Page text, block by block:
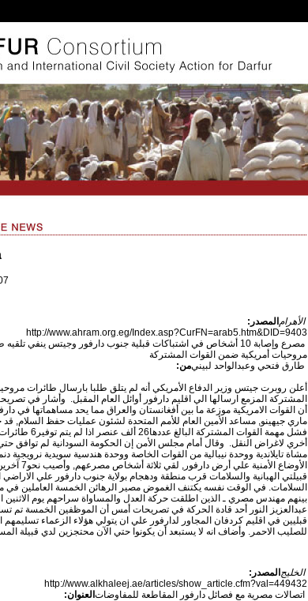
المصدر: الأهرام
http://www.ahram.org.eg/Index.asp?CurFN=arab5.htm&DID=9403
مصرع وإصابة ‏10 ‏أشخاص في اشتباكات قبلية جنوب دارفور وجيتس ينفي تلقيه طلبا بإرسال
مروحيات أمريكية ضمن القوات المشتركة
من:طارق فتحي وعبدالواحد لبيني
أعلن روبرت جيتس وزير الدفاع الأمريكي أنه لم يتلق طلبا بارسال طائرات
المشتركة المزمع ارسالها الي اقليم دارفور أوائل العام المقبل‏.‏ وأشار في
أن القوات الامريكية موزعة ما بين أفغانستان والعراق مما يحد مساهماتها في
ماري جيهينو‏,‏ مساعد الأمين العام للأمم المتحدة لشئون عمليات حفظ السلام‏,‏
أخري لاغراض النقل‏. وقال أمام مجلس الأمن إن الحكومة السودانية لم توافق
مشاة تايلاندية ووحدة نيبالية من القوات الخاصة ووحدة هندسية سويدية نرويجية
الأوضاع
قبيلتي الهبانية والسلامات قرب منطقة ودهجام بولاية جنوب دارفور علي الاراضي
السلامات‏.‏ في الوقت نفسه يكتنف الغموض مصير الرهائن الخمسة العاملين في
بينهم مهندس مصري ـ الذين اطلقت حركة العدل والمساواة سراحهم يوم الاثنين
عبدالعزيز النور أحد قادة الحركة في تصريحات أمس أن الموظفين الخمسة تم
قبليين في اقليم كردفان المجاور لدارفور علي ان يتولي هؤلاء الزعماء تسليمهم
للصليب الاحمر‏.‏ وأضاف انه لا يستبعد أن يكونوا حتي الآن محتجزين لدي قبيلة
المصدر: الخليج
http://www.alkhaleej.ae/articles/show_article.cfm?val=449432
العنوان: اتصالات مصرية مع فصائل دارفور المقاطعة للمفاوضات